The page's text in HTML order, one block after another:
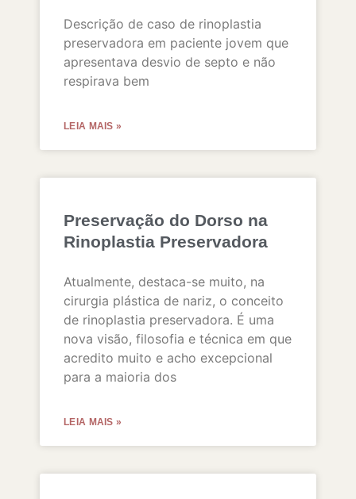
Descrição de caso de rinoplastia
preservadora em paciente jovem que
apresentava desvio de septo e não
respirava bem
LEIA MAIS »
Preservação do Dorso na
Rinoplastia Preservadora
Atualmente, destaca-se muito, na
cirurgia plástica de nariz, o conceito
de rinoplastia preservadora. É uma
nova visão, filosofia e técnica em que
acredito muito e acho excepcional
para a maioria dos
LEIA MAIS »